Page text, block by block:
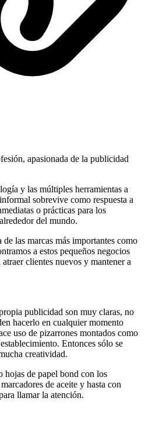
apasionada de la publicidad
y las múltiples herramientas a
sobrevive como respuesta a
o prácticas para los
del mundo.
las marcas más importantes como
a estos pequeños negocios
clientes nuevos y mantener a
publicidad son muy claras, no
hacerlo en cualquier momento
uso de pizarrones montados como
Entonces sólo se
creatividad.
hojas de papel bond con los
de aceite y hasta con
llamar la atención.